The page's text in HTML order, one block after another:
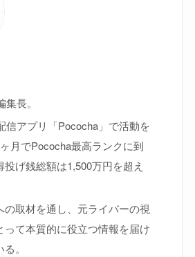
長。
信アプリ「Pococha」で活動を
月でPococha最高ランクに到
げ銭総額は1,500万円を超え
の取材を通し、元ライバーの視
って本質的に役立つ情報を届け
。